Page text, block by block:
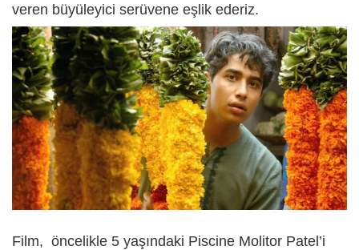
veren büyüleyici serüvene eşlik ederiz.
Film, öncelikle 5 yaşındaki Piscine Molitor Patel’i